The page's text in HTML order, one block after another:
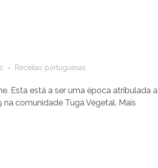
Receitas portuguesas
Esta está a ser uma época atribulada a
comunidade Tuga Vegetal. Mais